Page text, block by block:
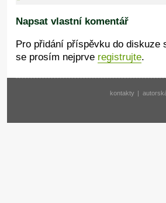
Napsat vlastní komentář
Pro přidání příspěvku do diskuze
se prosím nejprve registrujte.
kontakty |